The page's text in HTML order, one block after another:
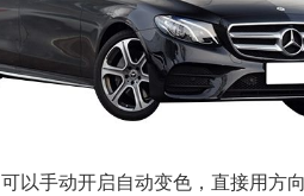
可以手动开启自动变色，直接用方